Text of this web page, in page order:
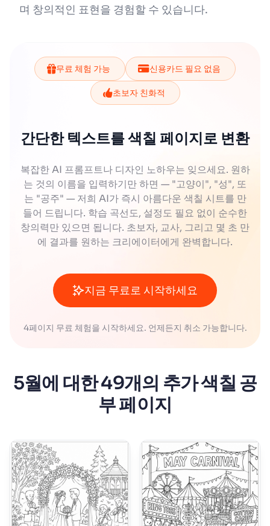
며 창의적인 표현을 경험할 수 있습니다.
무료 체험 가능 신용카드 필요 없음
초보자 친화적
간단한 텍스트를 색칠 페이지로 변환
복잡한 AI 프롬프트나 디자인 노하우는 잊으세요. 원하
는 것의 이름을 입력하기만 하면 — "고양이", "성", 또
는 "공주" — 저희 AI가 즉시 아름다운 색칠 시트를 만
들어 드립니다. 학습 곡선도, 설정도 필요 없이 순수한
창의력만 있으면 됩니다. 초보자, 교사, 그리고 몇 초 만
에 결과를 원하는 크리에이터에게 완벽합니다.
지금 무료로 시작하세요
4페이지 무료 체험을 시작하세요. 언제든지 취소 가능합니다.
5월에 대한 49개의 추가 색칠 공
부 페이지